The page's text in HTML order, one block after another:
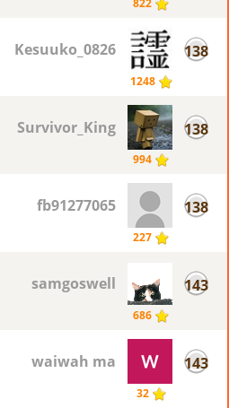
822
138
1248
Kesuuko_0826
138
994
Survivor_King
138
227
fb91277065
143
686
samgoswell
143
32
waiwah ma